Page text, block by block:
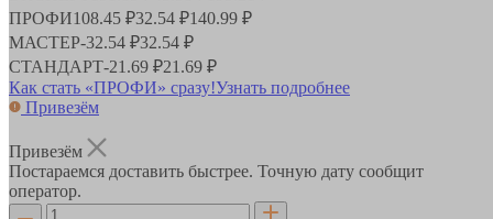
ПРОФИ108.45 ₽32.54 ₽140.99 ₽
МАСТЕР-32.54 ₽32.54 ₽
СТАНДАРТ-21.69 ₽21.69 ₽
Как стать «ПРОФИ» сразу!Узнать подробнее
Привезём
Привезём
Постараемся доставить быстрее. Точную дату сообщит
оператор.